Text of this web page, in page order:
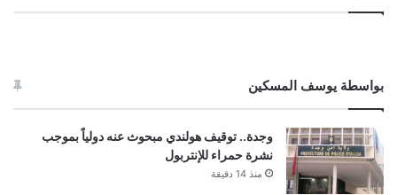
بواسطة يوسف المسكين
وجدة.. توقيف هولندي مبحوث عنه دولياً بموجب
نشرة حمراء للإنتربول
منذ 14 دقيقة